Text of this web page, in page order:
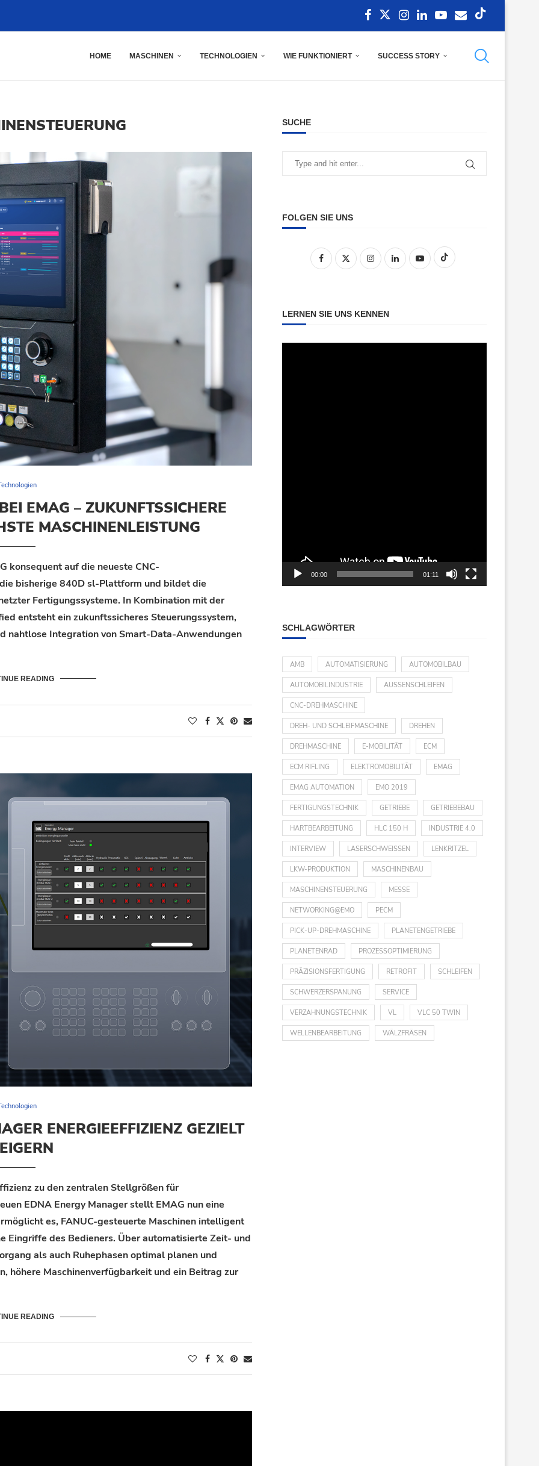
HOME MASCHINEN TECHNOLOGIEN WIE FUNKTIONIERT SUCCESS STORY
EMAG – ZUKUNFTSSICHERE
MASCHINENLEISTUNG
konsequent auf die neueste CNC-
bisherige 840Dsl-Plattform und bildet die
Fertigungssysteme. In Kombination mit der
entsteht ein zukunftssicheres Steuerungssystem,
nahtlose Integration von Smart-Data-Anwendungen
READING
ENERGIEEFFIZIENZ GEZIELT
zu den zentralen Stellgrößen für
EDNA Energy Managerstellt EMAG nun eine
es, FANUC-gesteuerte Maschinen intelligent
Eingriffe des Bedieners. Über automatisierte Zeit- und
als auch Ruhephasen optimal planen und
höhere Maschinenverfügbarkeit und ein Beitrag zur
READING
SUCHE
FOLGEN SIE UNS
LERNEN SIE UNS KENNEN
00:00 01:11
SCHLAGWÖRTER
AMB AUTOMATISIERUNG AUTOMOBILBAU
AUTOMOBILINDUSTRIE AUSSENSCHLEIFEN
CNC-DREHMASCHINE
DREH- UND SCHLEIFMASCHINE DREHEN
DREHMASCHINE E-MOBILITÄT ECM
ECM RIFLING ELEKTROMOBILITÄT EMAG
EMAG AUTOMATION EMO 2019
FERTIGUNGSTECHNIK GETRIEBE GETRIEBEBAU
HARTBEARBEITUNG HLC 150 H INDUSTRIE 4.0
INTERVIEW LASERSCHWEISSEN LENKRITZEL
LKW-PRODUKTION MASCHINENBAU
MASCHINENSTEUERUNG MESSE
NETWORKING@EMO PECM
PICK-UP-DREHMASCHINE PLANETENGETRIEBE
PLANETENRAD PROZESSOPTIMIERUNG
PRÄZISIONSFERTIGUNG RETROFIT SCHLEIFEN
SCHWERZERSPANUNG SERVICE
VERZAHNUNGSTECHNIK VL VLC 50 TWIN
WELLENBEARBEITUNG WÄLZFRÄSEN